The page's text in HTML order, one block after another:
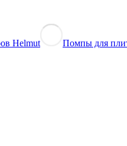
Helmut Помпы для